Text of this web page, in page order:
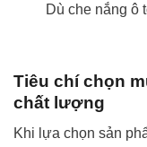
Dù che nắng ô
Tiêu chí chọn
chất lượng
Khi lựa chọn sản